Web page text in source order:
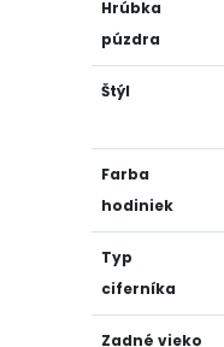
Hrúbka
púzdra
Štýl
Farba
hodiniek
Typ
ciferníka
Zadné vieko